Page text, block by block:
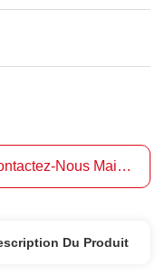
Nous Maintenant
Du Produit